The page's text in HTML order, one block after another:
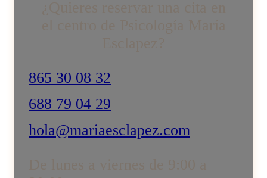
865 30 08 32
688 79 04 29
hola@mariaesclapez.com